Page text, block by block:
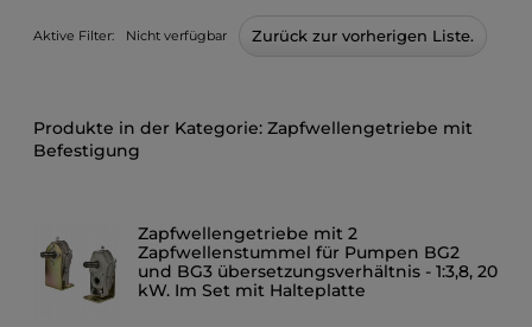
Aktive Filter: Nicht verfügbar Zurück zur vorherigen Liste.
Zapfwellengetriebe mit
Befestigung
Zapfwellengetriebe mit 2
Zapfwellenstummel für Pumpen BG2
und BG3 übersetzungsverhältnis - 1:3,8, 20
kW. Im Set mit Halteplatte